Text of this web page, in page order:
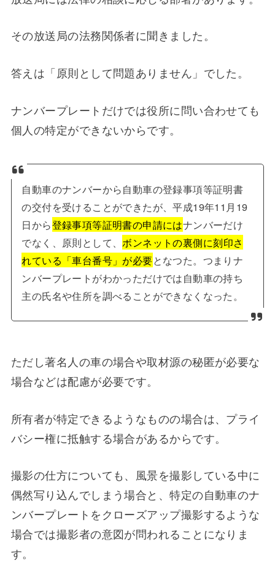
その放送局の法務関係者に聞きました。
答えは「原則として問題ありません」でした。
ナンバープレートだけでは役所に問い合わせても
個人の特定ができないからです。
自動車のナンバーから自動車の登録事項等証明書
の交付を受けることができたが、平成19年11月19
日から登録事項等証明書の申請にはナンバーだけ
でなく、原則として、ボンネットの裏側に刻印さ
れている「車台番号」が必要となつた。つまりナ
ンバープレートがわかっただけでは自動車の持ち
主の氏名や住所を調べることができなくなった。
ただし著名人の車の場合や取材源の秘匿が必要な
場合などは配慮が必要です。
所有者が特定できるようなものの場合は、プライ
バシー権に抵触する場合があるからです。
撮影の仕方についても、風景を撮影している中に
偶然写り込んでしまう場合と、特定の自動車のナ
ンバープレートをクローズアップ撮影するような
場合では撮影者の意図が問われることになりま
す。